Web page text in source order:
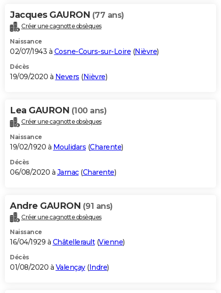
Jacques GAURON (77 ans)
Créer une cagnotte obsèques
Naissance
02/07/1943 à Cosne-Cours-sur-Loire (Nièvre)
Décès
19/09/2020 à Nevers (Nièvre)
Lea GAURON (100 ans)
Créer une cagnotte obsèques
Naissance
19/02/1920 à Moulidars (Charente)
Décès
06/08/2020 à Jarnac(Charente)
Andre GAURON (91 ans)
Créer une cagnotte obsèques
Naissance
16/04/1929 à Châtellerault(Vienne)
Décès
01/08/2020 à Valençay(Indre)